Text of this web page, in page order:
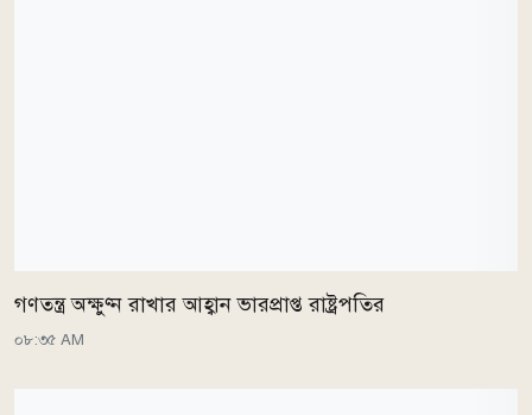
গণতন্ত্র অক্ষুণ্ন রাখার আহ্বান ভারপ্রাপ্ত রাষ্ট্রপতির
০৮:৩৫ AM